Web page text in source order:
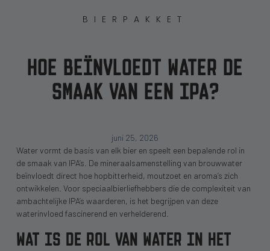
BIERPAKKET
HOE BEÏNVLOEDT WATER DE
SMAAK VAN EEN IPA?
juni 25, 2026
Water vormt de basis van elk bier en speelt een bepalende rol in
de smaak van IPA’s. De mineraalsamenstelling van brouwwater
beïnvloedt direct hoe hopbitterheid, moutzoet en aroma’s zich
ontwikkelen. Voor speciaalbierliefhebbers die de complexiteit van
ambachtelijke IPA’s waarderen, is het begrijpen van deze
waterinvloed fascinerend en verhelderend.
WAT IS DE ROL VAN WATER IN HET